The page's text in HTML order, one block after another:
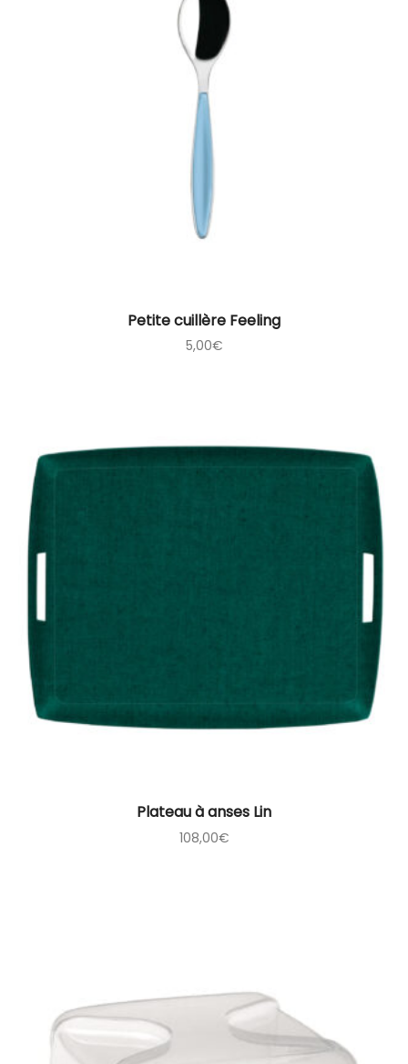
Petite cuillère Feeling
5,00€
Plateau à anses Lin
108,00€